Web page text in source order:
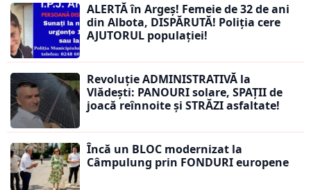
ALERTĂ în Argeș! Femeie de 32 de ani
din Albota, DISPĂRUTĂ! Poliția cere
AJUTORUL populației!
Revoluție ADMINISTRATIVĂ la
Vlădești: PANOURI solare, SPAȚII de
joacă reînnoite și STRĂZI asfaltate!
Încă un BLOC modernizat la
Câmpulung prin FONDURI europene